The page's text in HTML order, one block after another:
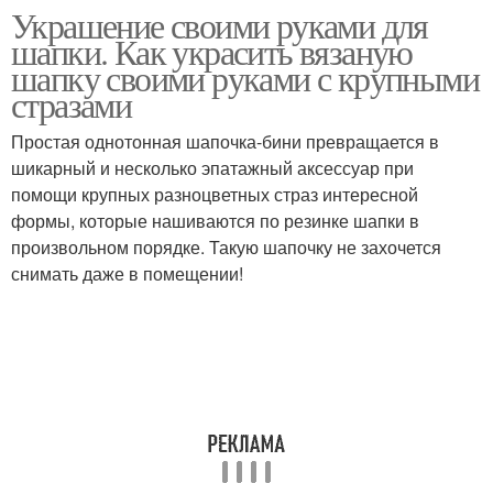
Украшение своими руками для
шапки. Как украсить вязаную
шапку своими руками с крупными
стразами
Простая однотонная шапочка-бини превращается в
шикарный и несколько эпатажный аксессуар при
помощи крупных разноцветных страз интересной
формы, которые нашиваются по резинке шапки в
произвольном порядке. Такую шапочку не захочется
снимать даже в помещении!